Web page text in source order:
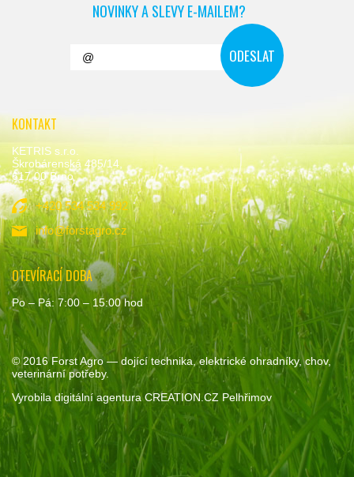
NOVINKY A SLEVY E-MAILEM?
KONTAKT
KETRIS s.r.o.
Škrobárenská 485/14,
617 00 Brno
+420 534 534 992
info@forstagro.cz
OTEVÍRACÍ DOBA
Po – Pá: 7:00 – 15:00 hod
© 2016Forst Agro— dojící technika, elektrické ohradníky, chov,
veterinární potřeby.
Vyrobila digitální agentura CREATION.CZ Pelhřimov